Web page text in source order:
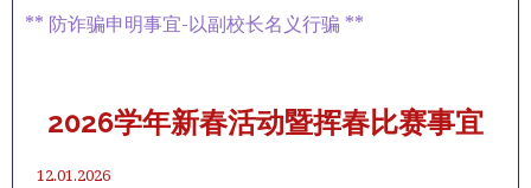
** 防诈骗申明事宜-以副校长名义行骗 **
2026学年新春活动暨挥春比赛事宜
12.01.2026